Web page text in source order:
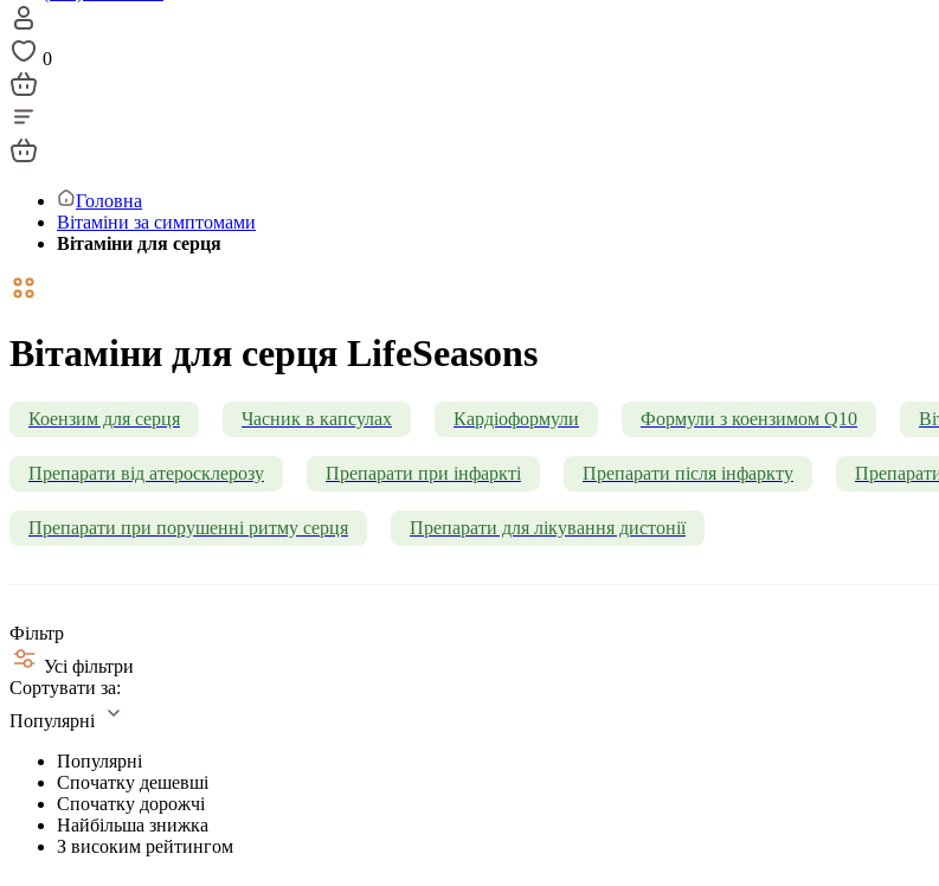
0
Головна
Вітаміни за симптомами
Вітаміни для серця
Вітаміни для серця LifeSeasons
Коензим для серця Часник в капсулах Кардіоформули Формули з коензимом Q10
Препарати від атеросклерозу Препарати при інфаркті Препарати після інфаркту
Препарати при порушенні ритму серця Препарати для лікування дистонії
Фільтр
Усі фільтри
Сортувати за:
Популярні
Популярні
Спочатку дешевші
Спочатку дорожчі
Найбільша знижка
З високим рейтингом